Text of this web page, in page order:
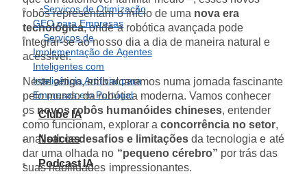
Serviços de Otimização
GEO para Empresas
Serviços de
Implementação de Agentes
Inteligentes com
Inteligência Artificial para
Empresas em Portugal
Clube IA
Noticias
Podcast IA
robôs representam o início de uma nova era
tecnológica, onde a robótica avançada pode
integrar-se ao nosso dia a dia de maneira natural e
acessível.
Neste artigo, embarcaremos numa jornada fascinante
pelo mundo da robótica moderna. Vamos conhecer
os novos robôs humanóides chineses, entender
como funcionam, explorar a concorrência no setor,
analisar osdesafios e limitações da tecnologia e até
dar uma olhada no “pequeno cérebro” por trás das
suas habilidades impressionantes.